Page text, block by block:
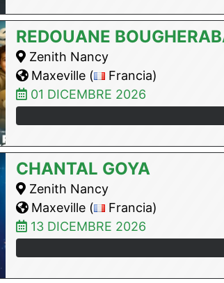
REDOUANE
Zenith Nancy
Maxeville (
Francia)
01 DICEMBRE 2026
CHANTAL GOYA
Zenith Nancy
Maxeville (
Francia)
13 DICEMBRE 2026